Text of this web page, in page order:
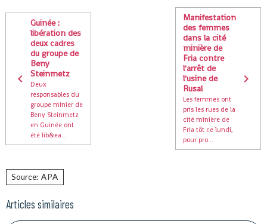
Guinée :
libération des
deux cadres
du groupe de
Beny
Steinmetz
Deux
responsables du
groupe minier de
Beny Steinmetz
en Guinée ont
été lib&ea...
Manifestation
des femmes
dans la cité
minière de
Fria contre
l'arrêt de
l'usine de
Rusal
Les femmes ont
pris les rues de la
cité minière de
Fria tôt ce lundi,
pour pro...
Source: APA
Articles similaires